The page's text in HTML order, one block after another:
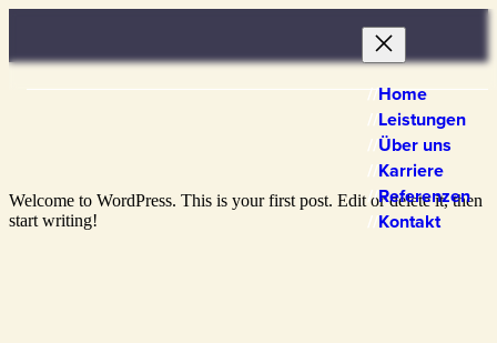
springen
Home
Leistungen
Über uns
Karriere
Referenzen
Kontakt
Welcome to WordPress. This is your first post. Edit or delete it, then
start writing!